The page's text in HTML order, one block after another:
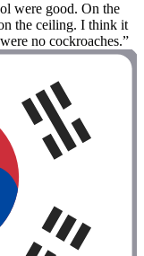
were good. On the
the ceiling. I think it
no cockroaches.”